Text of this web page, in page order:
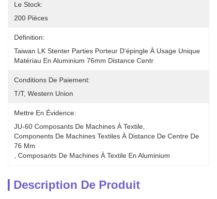
Le Stock:
200 Pièces
Définition:
Taiwan LK Stenter Parties Porteur D'épingle À Usage Unique
Matériau En Aluminium 76mm Distance Centr
Conditions De Paiement:
T/T, Western Union
Mettre En Évidence:
JU-60 Composants De Machines À Textile
Components De Machines Textiles À Distance De Centre De
76 Mm
Composants De Machines À Textile En Aluminium
Description De Produit